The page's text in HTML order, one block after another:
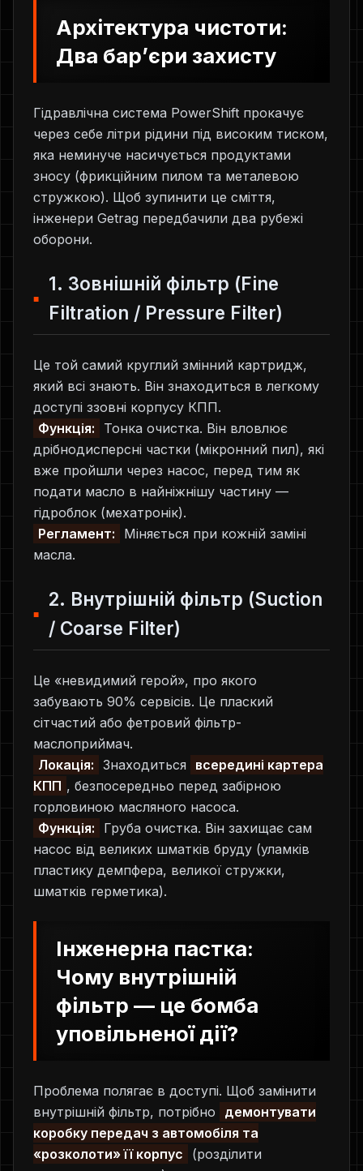
Архітектура чистоти:
Два бар’єри захисту
Гідравлічна система PowerShift прокачує
через себе літри рідини під високим тиском,
яка неминуче насичується продуктами
зносу (фрикційним пилом та металевою
стружкою). Щоб зупинити це сміття,
інженери Getrag передбачили два рубежі
оборони.
1. Зовнішній фільтр (Fine
Filtration / Pressure Filter)
Це той самий круглий змінний картридж,
який всі знають. Він знаходиться в легкому
доступі ззовні корпусу КПП.
Функція:
Тонка очистка. Він вловлює
дрібнодисперсні частки (мікронний пил), які
вже пройшли через насос, перед тим як
подати масло в найніжнішу частину —
гідроблок (мехатронік).
Регламент:
Міняється при кожній заміні
масла.
2. Внутрішній фільтр (Suction
/ Coarse Filter)
Це «невидимий герой», про якого
забувають 90% сервісів. Це плаский
сітчастий або фетровий фільтр-
маслоприймач.
Локація: Знаходиться
всередині картера
КПП , безпосередньо перед забірною
горловиною масляного насоса.
Функція:
Груба очистка. Він захищає сам
насос від великих шматків бруду (уламків
пластику демпфера, великої стружки,
шматків герметика).
Інженерна пастка:
Чому внутрішній
фільтр — це бомба
уповільненої дії?
Проблема полягає в доступі. Щоб замінити
внутрішній фільтр, потрібно
демонтувати
коробку передач з автомобіля та
«розколоти» її корпус
(розділити